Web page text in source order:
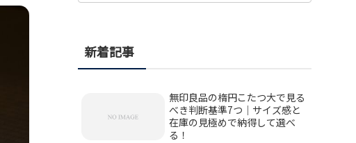
新着記事
無印良品の楕円こたつ大で見る
べき判断基準7つ｜サイズ感と
在庫の見極めで納得して選べ
る！